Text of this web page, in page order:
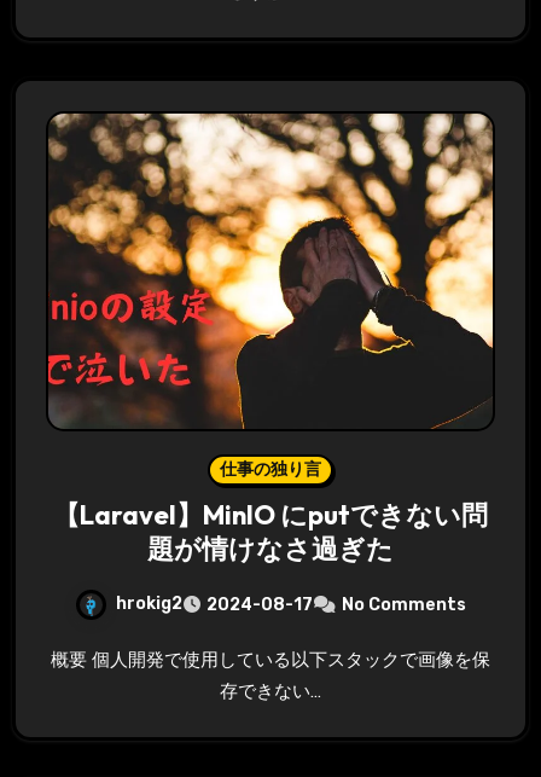
仕事の独り言
【Laravel】MinIO にputできない問
題が情けなさ過ぎた
hrokig2 2024-08-17 No Comments
概要 個人開発で使用している以下スタックで画像を保
存できない…